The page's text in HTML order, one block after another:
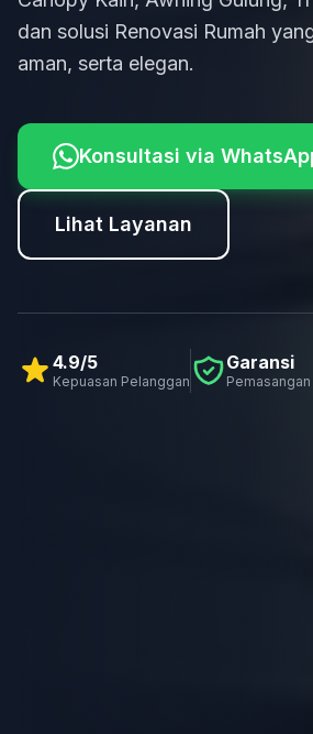
dan solusi Renovasi Rumah
aman, serta elegan.
Konsultasi via
Lihat Layanan
4.9/5
Kepuasan Pelanggan
Garansi
Pemasangan